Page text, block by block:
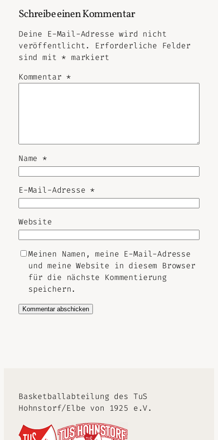
Schreibe einen Kommentar
Deine E-Mail-Adresse wird nicht
veröffentlicht.
Erforderliche Felder
sind mit * markiert
Kommentar *
Name *
E-Mail-Adresse *
Website
Meinen Namen, meine E-Mail-Adresse
und meine Website in diesem Browser
für die nächste Kommentierung
speichern.
Basketballabteilung des TuS
Hohnstorf/Elbe von 1925 e.V.